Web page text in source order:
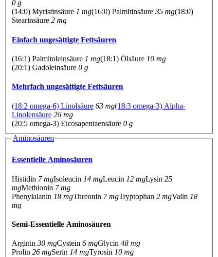
0 g
(14:0) Myristinsäure 1 mg(16:0) Palmitinsäure 35 mg(18:0)
Stearinsäure 2 mg
Einfach ungesättigte Fettsäuren
(16:1) Palmitoleinsäure 1 mg(18:1) Ölsäure 10 mg
(20:1) Gadoleinsäure 0 g
Mehrfach ungesättigte Fettsäuren
(18:2 omega-6) Linolsäure 63 mg(18:3 omega-3) Alpha-
Linolensäure 26 mg
(20:5 omega-3) Eicosapentaensäure 0 g
Aminosäuren
Essentielle Aminosäuren
Histidin 7 mgIsoleucin 14 mgLeucin 12 mgLysin 25
mgMethionin 7 mg
Phenylalanin 18 mgThreonin 7 mgTryptophan 2 mgValin 18
mg
Semi-Essentielle Aminosäuren
Arginin 30 mgCystein 6 mgGlycin 48 mg
Prolin 26 mgSerin 14 mgTyrosin 10 mg